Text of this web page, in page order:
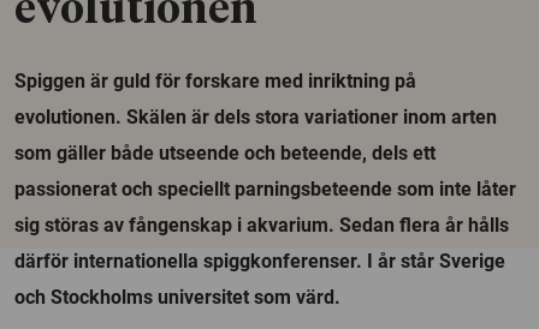
evolutionen
Spiggen är guld för forskare med inriktning på
evolutionen. Skälen är dels stora variationer inom arten
som gäller både utseende och beteende, dels ett
passionerat och speciellt parningsbeteende som inte låter
sig störas av fångenskap i akvarium. Sedan flera år hålls
därför internationella spiggkonferenser. I år står Sverige
och Stockholms universitet som värd.